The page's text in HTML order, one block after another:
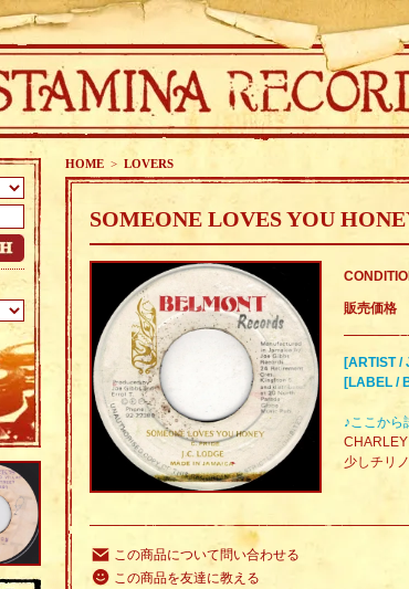
HOME > LOVERS
SOMEONE LOVES YOU
販売価格
[ARTIST /
[LABEL /
♪ここから
少しチリ
この商品について問い合わせる
この商品を友達に教える